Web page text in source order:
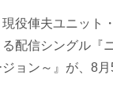
現役俥夫ユニット
配信シングル『
ジョン～』が、8